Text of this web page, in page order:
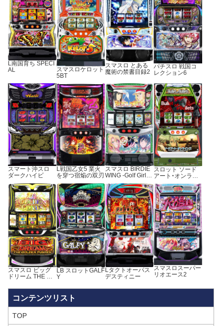
L南国育ち SPECI
AL
スマスロケロット
5BT
スマスロ とある
魔術の禁書目録2
パチスロ 戦国コ
レクション6
スマート沖スロ
ダークハイビ
L戦国乙女5 業火
を穿つ宿焔の双刃
スマスロ BIRDIE
WING -Golf Girls’
スロット ソード
アート・オンライ
ンⅡ
スマスロ ビッグ
ドリーム THE GO
LB スロットGALF
Y
Lタクトオーパス
デスティニー
スマスロスーパー
リオエース2
TOP